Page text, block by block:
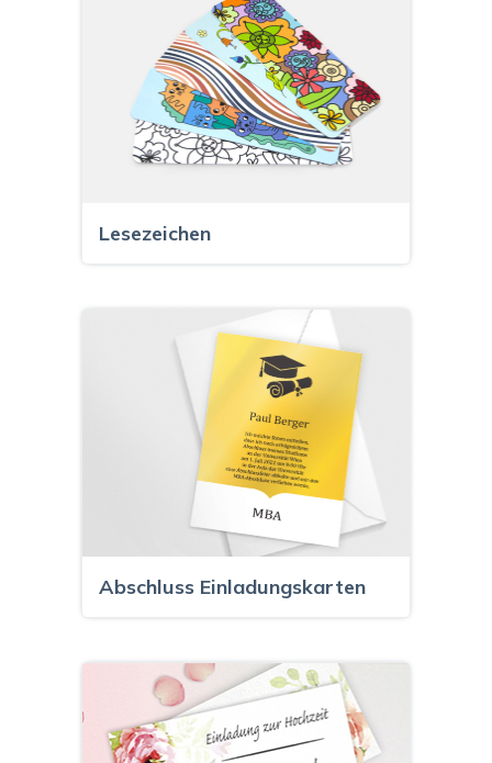
Lesezeichen
Abschluss Einladungskarten